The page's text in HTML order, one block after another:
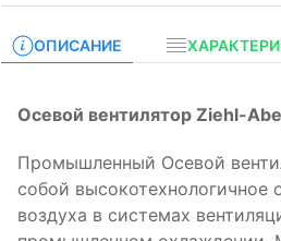
ОПИСАНИЕ
Осевой вентилятор Ziehl-
Промышленный Осевой
собой
воздуха в системах